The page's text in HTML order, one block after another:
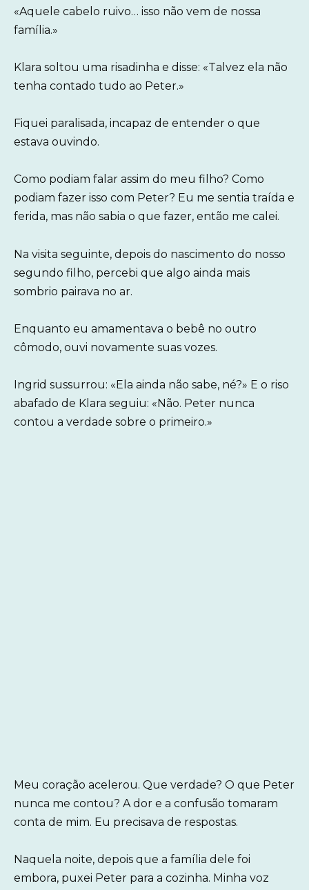
«Aquele cabelo ruivo… isso não vem de nossa
família.»
Klara soltou uma risadinha e disse: «Talvez ela não
tenha contado tudo ao Peter.»
Fiquei paralisada, incapaz de entender o que
estava ouvindo.
Como podiam falar assim do meu filho? Como
podiam fazer isso com Peter? Eu me sentia traída e
ferida, mas não sabia o que fazer, então me calei.
Na visita seguinte, depois do nascimento do nosso
segundo filho, percebi que algo ainda mais
sombrio pairava no ar.
Enquanto eu amamentava o bebê no outro
cômodo, ouvi novamente suas vozes.
Ingrid sussurrou: «Ela ainda não sabe, né?» E o riso
abafado de Klara seguiu: «Não. Peter nunca
contou a verdade sobre o primeiro.»
Meu coração acelerou. Que verdade? O que Peter
nunca me contou? A dor e a confusão tomaram
conta de mim. Eu precisava de respostas.
Naquela noite, depois que a família dele foi
embora, puxei Peter para a cozinha. Minha voz